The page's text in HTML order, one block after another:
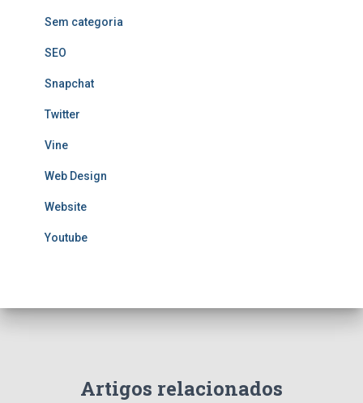
Sem categoria
SEO
Snapchat
Twitter
Vine
Web Design
Website
Youtube
Artigos relacionados